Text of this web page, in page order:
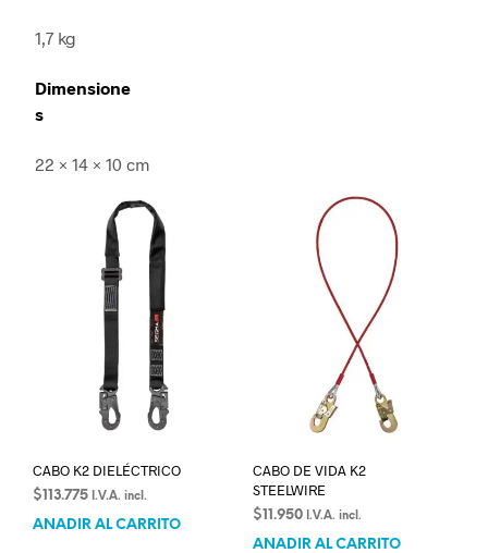
1,7 kg
Dimensione
s
22 × 14 × 10 cm
CABO K2 DIELÉCTRICO
$113.775 I.V.A. incl.
AÑADIR AL CARRITO
CABO DE VIDA K2
STEELWIRE
$11.950 I.V.A. incl.
AÑADIR AL CARRITO